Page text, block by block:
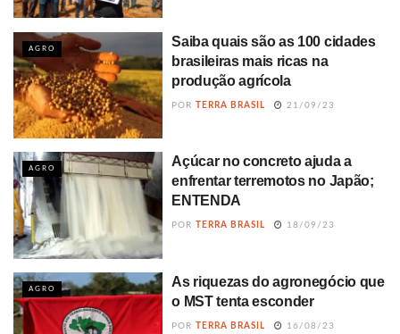
AGRO
Saiba quais são as 100 cidades
brasileiras mais ricas na
produção agrícola
POR TERRA BRASIL 21/09/23
AGRO
Açúcar no concreto ajuda a
enfrentar terremotos no Japão;
ENTENDA
POR TERRA BRASIL 18/09/23
AGRO
As riquezas do agronegócio que
o MST tenta esconder
POR TERRA BRASIL 16/08/23